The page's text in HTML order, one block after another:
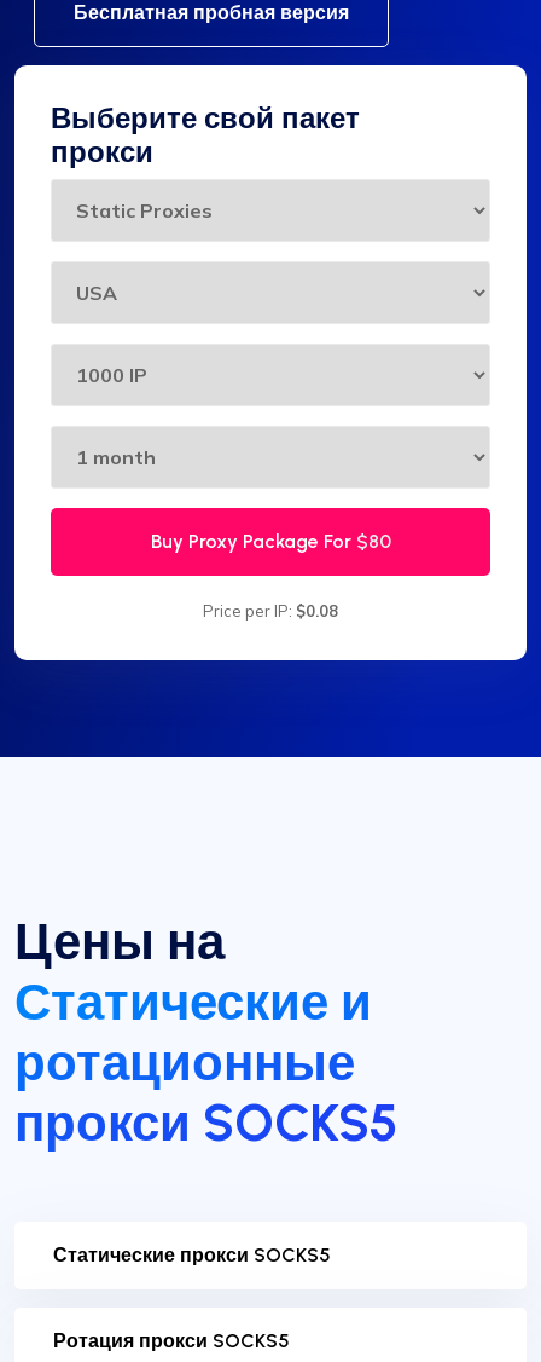
Бесплатная пробная версия
Выберите свой пакет
прокси
Buy Proxy Package For $80
Price per IP: $0.08
Цены на
Статические и
ротационные
прокси SOCKS5
Статические прокси SOCKS5
Ротация прокси SOCKS5